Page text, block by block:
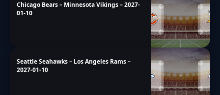
Chicago Bears – Minnesota Vikings – 2027-
01-10
Seattle Seahawks – Los Angeles Rams –
2027-01-10